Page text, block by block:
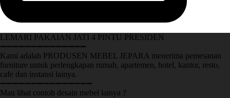
LEMARI PAKAIAN JATI 4 PINTU PRESIDEN
➖➖➖➖➖➖➖➖➖➖➖➖➖➖
Kami adalah PRODUSEN MEBEL JEPARA menerima pemesanan
furniture untuk perlengkapan rumah, apartemen, hotel, kantor, resto,
cafe dan instansi lainya.
➖➖➖➖➖➖➖➖➖➖➖➖➖➖➖
Mau lihat contoh desain mebel lainya ?